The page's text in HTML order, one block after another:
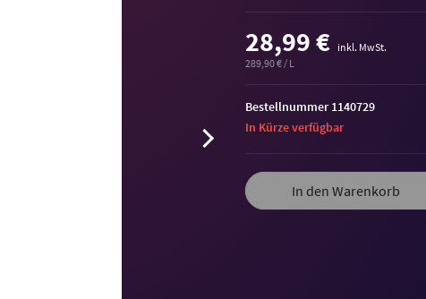
28,99 €
inkl. MwSt.
289,90 € / L
In den Warenkorb
Bestellnummer 1140729
In Kürze verfügbar